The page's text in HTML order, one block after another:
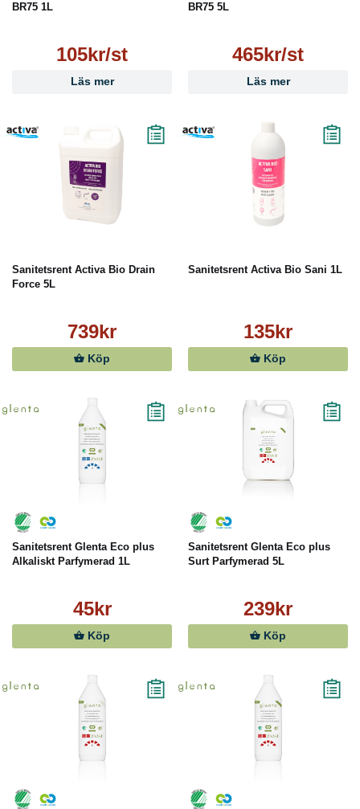
BR75 1L
105kr/st
Läs mer
BR75 5L
465kr/st
Läs mer
Sanitetsrent Activa Bio Drain
Force 5L
739kr
Köp
Sanitetsrent Activa Bio Sani 1L
135kr
Köp
Sanitetsrent Glenta Eco plus
Alkaliskt Parfymerad 1L
45kr
Köp
Sanitetsrent Glenta Eco plus
Surt Parfymerad 5L
239kr
Köp